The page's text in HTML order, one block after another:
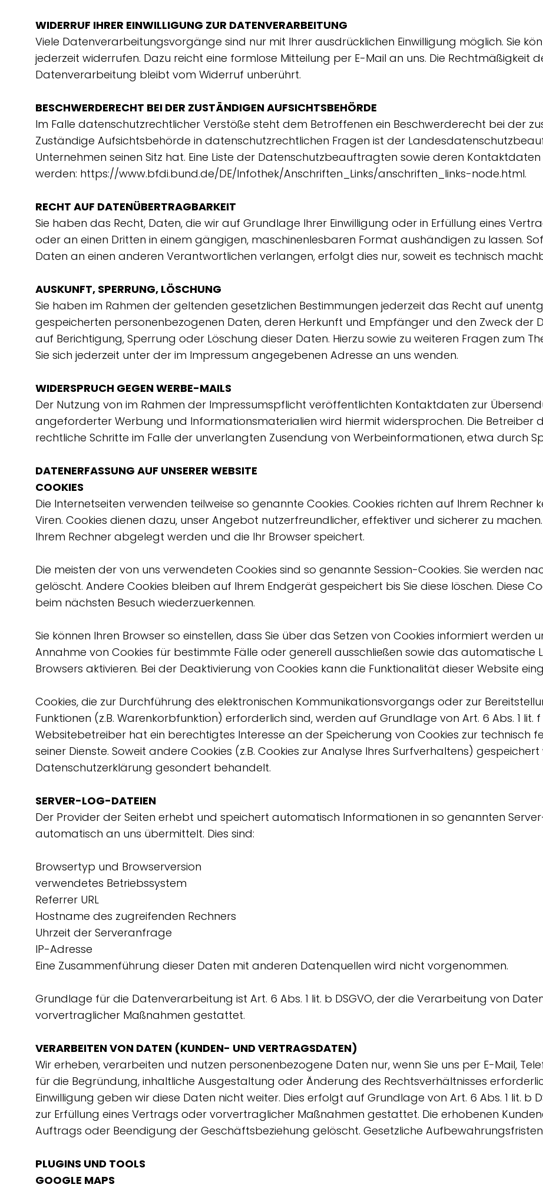
WIDERRUF IHRER EINWILLIGUNG ZUR DATENVERARBEITUNG
Viele Datenverarbeitungsvorgänge sind nur mit Ihrer ausdrücklichen Einwilligung möglich. Sie
jederzeit widerrufen. Dazu reicht eine formlose Mitteilung per E-Mail an uns. Die Rechtmäßigkeit
Datenverarbeitung bleibt vom Widerruf unberührt.
BESCHWERDERECHT BEI DER ZUSTÄNDIGEN AUFSICHTSBEHÖRDE
Im Falle datenschutzrechtlicher Verstöße steht dem Betroffenen ein Beschwerderecht bei der
Zuständige Aufsichtsbehörde in datenschutzrechtlichen Fragen ist der
Unternehmen seinen Sitz hat. Eine Liste der Datenschutzbeauftragten sowie deren
werden: https://www.bfdi.bund.de/DE/Infothek/Anschriften_Links/anschriften_links-node.html.
RECHT AUF DATENÜBERTRAGBARKEIT
Sie haben das Recht, Daten, die wir auf Grundlage Ihrer Einwilligung oder in Erfüllung eines
oder an einen Dritten in einem gängigen, maschinenlesbaren Format aushändigen zu lassen.
Daten an einen anderen Verantwortlichen verlangen, erfolgt dies nur, soweit es technisch
AUSKUNFT, SPERRUNG, LÖSCHUNG
Sie haben im Rahmen der geltenden gesetzlichen Bestimmungen jederzeit das Recht auf
gespeicherten personenbezogenen Daten, deren Herkunft und Empfänger und den Zweck der
auf Berichtigung, Sperrung oder Löschung dieser Daten. Hierzu sowie zu weiteren Fragen zum
Sie sich jederzeit unter der im Impressum angegebenen Adresse an uns wenden.
WIDERSPRUCH GEGEN WERBE-MAILS
Der Nutzung von im Rahmen der Impressumspflicht veröffentlichten Kontaktdaten zur
angeforderter Werbung und Informationsmaterialien wird hiermit widersprochen. Die Betreiber
rechtliche Schritte im Falle der unverlangten Zusendung von Werbeinformationen, etwa durch
DATENERFASSUNG AUF UNSERER WEBSITE
COOKIES
Die Internetseiten verwenden teilweise so genannte Cookies. Cookies richten auf Ihrem Rechner
Viren. Cookies dienen dazu, unser Angebot nutzerfreundlicher, effektiver und sicherer zu
Ihrem Rechner abgelegt werden und die Ihr Browser speichert.
Die meisten der von uns verwendeten Cookies sind so genannte Session-Cookies. Sie werden
gelöscht. Andere Cookies bleiben auf Ihrem Endgerät gespeichert bis Sie diese löschen. Diese
beim nächsten Besuch wiederzuerkennen.
Sie können Ihren Browser so einstellen, dass Sie über das Setzen von Cookies informiert werden
Annahme von Cookies für bestimmte Fälle oder generell ausschließen sowie das automatische
Browsers aktivieren. Bei der Deaktivierung von Cookies kann die Funktionalität dieser Website
Cookies, die zur Durchführung des elektronischen Kommunikationsvorgangs oder zur
Funktionen (z.B. Warenkorbfunktion) erforderlich sind, werden auf Grundlage von Art. 6 Abs. 1 lit.
Websitebetreiber hat ein berechtigtes Interesse an der Speicherung von Cookies zur technisch
seiner Dienste. Soweit andere Cookies (z.B. Cookies zur Analyse Ihres Surfverhaltens)
Datenschutzerklärung gesondert behandelt.
SERVER-LOG-DATEIEN
Der Provider der Seiten erhebt und speichert automatisch Informationen in so genannten
automatisch an uns übermittelt. Dies sind:
Browsertyp und Browserversion
verwendetes Betriebssystem
Referrer URL
Hostname des zugreifenden Rechners
Uhrzeit der Serveranfrage
IP-Adresse
Eine Zusammenführung dieser Daten mit anderen Datenquellen wird nicht vorgenommen.
Grundlage für die Datenverarbeitung ist Art. 6 Abs. 1 lit. b DSGVO, der die Verarbeitung von
vorvertraglicher Maßnahmen gestattet.
VERARBEITEN VON DATEN (KUNDEN- UND VERTRAGSDATEN)
Wir erheben, verarbeiten und nutzen personenbezogene Daten nur, wenn Sie uns per E-Mail,
für die Begründung, inhaltliche Ausgestaltung oder Änderung des Rechtsverhältnisses
Einwilligung geben wir diese Daten nicht weiter. Dies erfolgt auf Grundlage von Art. 6 Abs. 1 lit. b
zur Erfüllung eines Vertrags oder vorvertraglicher Maßnahmen gestattet. Die erhobenen
Auftrags oder Beendigung der Geschäftsbeziehung gelöscht. Gesetzliche
PLUGINS UND TOOLS
GOOGLE MAPS